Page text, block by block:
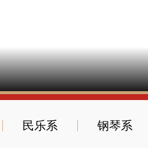
民乐系 钢琴系